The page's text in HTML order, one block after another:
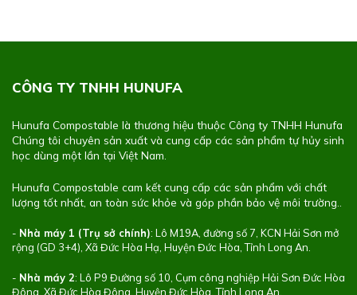
CÔNG TY TNHH HUNUFA
Hunufa Compostable là thương hiệu thuộc Công ty TNHH Hunufa
Chúng tôi chuyên sản xuất và cung cấp các sản phẩm tự hủy sinh
học dùng một lần tại Việt Nam.
Hunufa Compostable cam kết cung cấp các sản phẩm với chất
lượng tốt nhất, an toàn sức khỏe và góp phần bảo vệ môi trường..
- Nhà máy 1 (Trụ sở chính): Lô M19A, đường số 7, KCN Hải Sơn mở
rộng (GD 3+4), Xã Đức Hòa Hạ, Huyện Đức Hòa, Tỉnh Long An.
- Nhà máy 2: Lô P9 Đường số 10, Cụm công nghiệp Hải Sơn Đức Hòa
Đông, Xã Đức Hòa Đông, Huyện Đức Hòa, Tỉnh Long An.